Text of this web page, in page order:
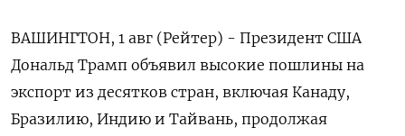
ВАШИНГТОН, 1 авг (Рейтер) - Президент США
Дональд Трамп объявил высокие пошлины на
экспорт из десятков стран, включая Канаду,
Бразилию, Индию и Тайвань, продолжая